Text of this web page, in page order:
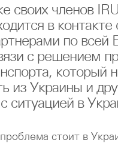
своих членов IRU
в контакте
по всей
с решением
который
из Украины и
ситуацией в
стоит в